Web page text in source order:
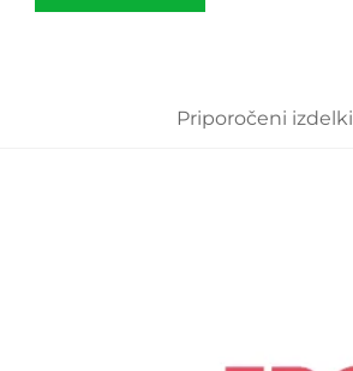
Priporočeni izdelki